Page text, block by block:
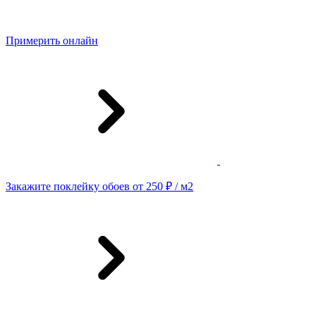
Примерить онлайн
Закажите поклейку обоев от 250 ₽ / м2